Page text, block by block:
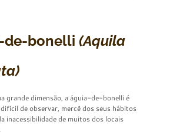
de-bonelli (Aquila
grande dimensão, a águia-de-bonelli é
difícil de observar, mercê dos seus hábitos
inacessibilidade de muitos dos locais